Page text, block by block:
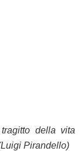
della vita
Pirandello)